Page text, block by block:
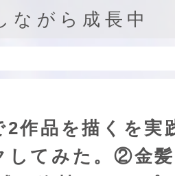
ながら成長中
2作品を描くを実
してみた。②金髪